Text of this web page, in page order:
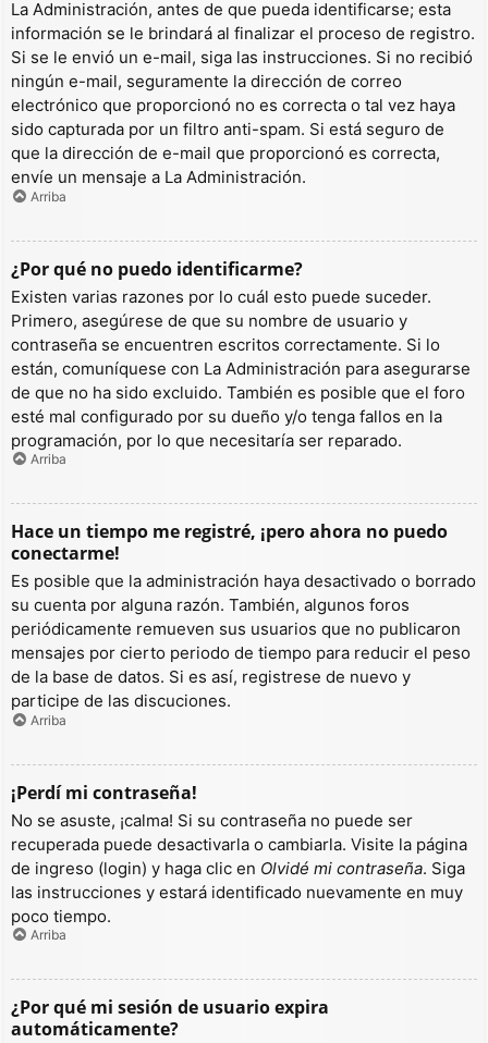
La Administración, antes de que pueda identificarse; esta
información se le brindará al finalizar el proceso de registro.
Si se le envió un e-mail, siga las instrucciones. Si no recibió
ningún e-mail, seguramente la dirección de correo
electrónico que proporcionó no es correcta o tal vez haya
sido capturada por un filtro anti-spam. Si está seguro de
que la dirección de e-mail que proporcionó es correcta,
envíe un mensaje a La Administración.
Arriba
¿Por qué no puedo identificarme?
Existen varias razones por lo cuál esto puede suceder.
Primero, asegúrese de que su nombre de usuario y
contraseña se encuentren escritos correctamente. Si lo
están, comuníquese con La Administración para asegurarse
de que no ha sido excluido. También es posible que el foro
esté mal configurado por su dueño y/o tenga fallos en la
programación, por lo que necesitaría ser reparado.
Arriba
Hace un tiempo me registré, ¡pero ahora no puedo
conectarme!
Es posible que la administración haya desactivado o borrado
su cuenta por alguna razón. También, algunos foros
periódicamente remueven sus usuarios que no publicaron
mensajes por cierto periodo de tiempo para reducir el peso
de la base de datos. Si es así, registrese de nuevo y
participe de las discuciones.
Arriba
¡Perdí mi contraseña!
No se asuste, ¡calma! Si su contraseña no puede ser
recuperada puede desactivarla o cambiarla. Visite la página
de ingreso (login) y haga clic en Olvidé mi contraseña. Siga
las instrucciones y estará identificado nuevamente en muy
poco tiempo.
Arriba
¿Por qué mi sesión de usuario expira
automáticamente?